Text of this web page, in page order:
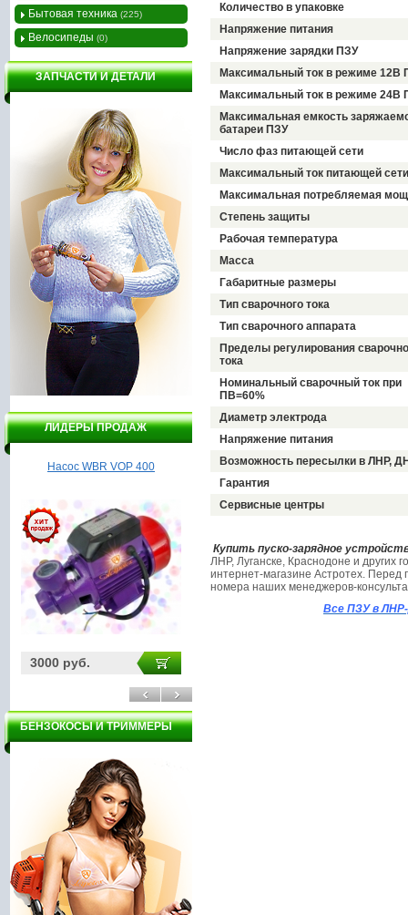
Количество в упаковке
Напряжение питания
Напряжение зарядки ПЗУ
Максимальный ток в режиме 12В
Максимальный ток в режиме 24В
Максимальная емкость
батареи ПЗУ
Число фаз питающей сети
Максимальный ток питающей сети
Максимальная потребляемая
Степень защиты
Рабочая температура
Масса
Габаритные размеры
Тип сварочного тока
Тип сварочного аппарата
Пределы регулирования
тока
Номинальный сварочный ток при
ПВ=60%
Диаметр электрода
Напряжение питания
Возможность пересылки в ЛНР,
Гарантия
Сервисные центры
Купить пуско-зарядное
ЛНР, Луганске, Краснодоне и других
интернет-магазине Астротех.
номера наших менеджеров-
Все ПЗУ в
Бытовая техника (225)
Велосипеды (0)
ЗАПЧАСТИ И ДЕТАЛИ
ЛИДЕРЫ ПРОДАЖ
Насос WBR VOP 400
3000 руб.
Насос вихревой Вектор
ВНПВ - 2.5/370
БЕНЗОКОСЫ И ТРИММЕРЫ